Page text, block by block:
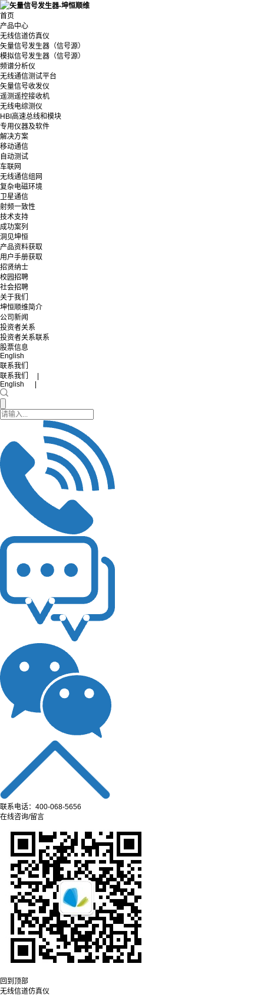
首页
产品中心
无线信道仿真仪
矢量信号发生器（信号源）
模拟信号发生器（信号源）
频谱分析仪
无线通信测试平台
矢量信号收发仪
遥测遥控接收机
无线电综测仪
HBI高速总线和模块
专用仪器及软件
解决方案
移动通信
自动测试
车联网
无线通信组网
复杂电磁环境
卫星通信
射频一致性
技术支持
成功案列
洞见坤恒
产品资料获取
用户手册获取
招贤纳士
校园招聘
社会招聘
关于我们
坤恒顺维简介
公司新闻
投资者关系
投资者关系联系
股票信息
English
联系我们
联系我们 |
English |
联系电话：400-068-5656
在线咨询/留言
回到顶部
无线信道仿真仪